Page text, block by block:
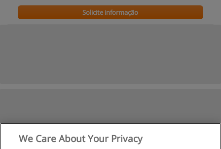
Solicite informação
We Care About Your Privacy